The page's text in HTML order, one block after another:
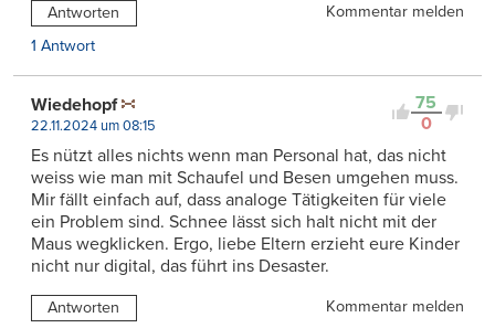
Antworten
Kommentar melden
1 Antwort
75
0
Wiedehopf
22.11.2024 um 08:15
Es nützt alles nichts wenn man Personal hat, das nicht
weiss wie man mit Schaufel und Besen umgehen muss.
Mir fällt einfach auf, dass analoge Tätigkeiten für viele
ein Problem sind. Schnee lässt sich halt nicht mit der
Maus wegklicken. Ergo, liebe Eltern erzieht eure Kinder
nicht nur digital, das führt ins Desaster.
Antworten Kommentar melden